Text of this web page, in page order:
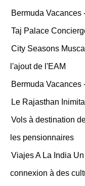
Bermuda Vacances
Taj Palace
City Seasons
l'ajout de l'EAM
Bermuda Vacances
Le Rajasthan
Vols à destination
les pensionnaires
Viajes A La India
connexion à des